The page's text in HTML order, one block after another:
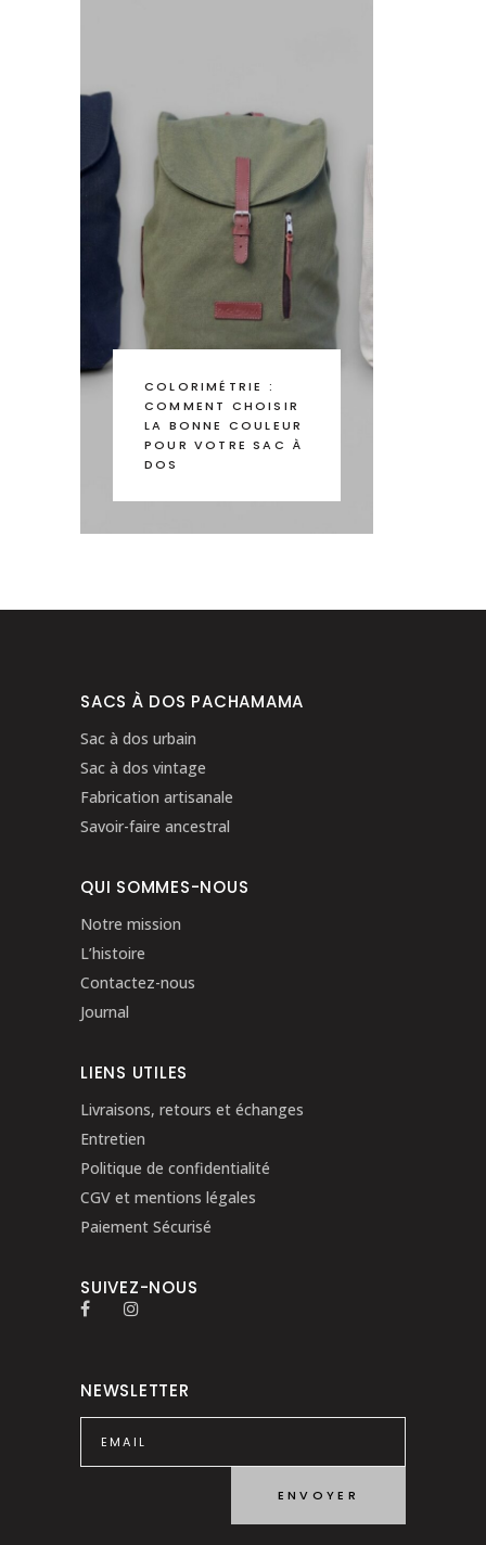
COLORIMÉTRIE :
COMMENT CHOISIR
LA BONNE COULEUR
POUR VOTRE SAC À
DOS
SACS À DOS PACHAMAMA
Sac à dos urbain
Sac à dos vintage
Fabrication artisanale
Savoir-faire ancestral
QUI SOMMES-NOUS
Notre mission
L’histoire
Contactez-nous
Journal
LIENS UTILES
Livraisons, retours et échanges
Entretien
Politique de confidentialité
CGV et mentions légales
Paiement Sécurisé
SUIVEZ-NOUS
NEWSLETTER